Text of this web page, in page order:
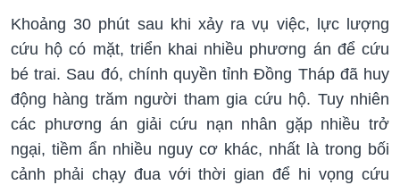
Khoảng 30 phút sau khi xảy ra vụ việc, lực lượng
cứu hộ có mặt, triển khai nhiều phương án để cứu
bé trai. Sau đó, chính quyền tỉnh Đồng Tháp đã huy
động hàng trăm người tham gia cứu hộ. Tuy nhiên
các phương án giải cứu nạn nhân gặp nhiều trở
ngại, tiềm ẩn nhiều nguy cơ khác, nhất là trong bối
cảnh phải chạy đua với thời gian để hi vọng cứu